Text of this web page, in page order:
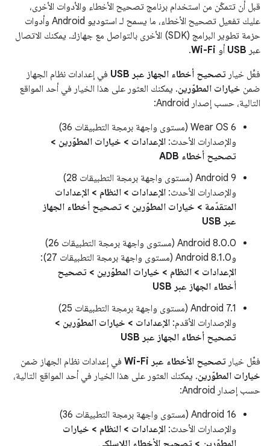
قبل أن تتمكّن من استخدام برنامج تصحيح الأخطاء والأدوات الأخرى،
عليك تفعيل تصحيح الأخطاء، ما يسمح لـ استوديو Android وأدوات
حزمة تطوير البرامج (SDK) الأخرى بالتواصل مع جهازك. يمكنك الاتصال
عبر USB أو Wi-Fi
.
فعِّل خيار تصحيح أخطاء الجهاز عبر USB
في إعدادات نظام الجهاز
ضمن خيارات المطوّرين. يمكنك العثور على هذا الخيار في أحد المواقع
التالية، حسب إصدار Android:
Wear OS 6 (مستوى واجهة برمجة التطبيقات 36)
والإصدارات الأحدث: الإعدادات > خيارات المطوّرين >
تصحيح أخطاء ADB
Android 9 (مستوى واجهة برمجة التطبيقات 28)
والإصدارات الأحدث: الإعدادات > النظام > الإعدادات
المتقدّمة > خيارات المطوّرين > تصحيح أخطاء الجهاز
عبر USB
Android 8.0.0 (مستوى واجهة برمجة التطبيقات 26)
وAndroid 8.1.0 (مستوى واجهة برمجة التطبيقات 27):
الإعدادات > النظام > خيارات المطوّرين > تصحيح
أخطاء الجهاز عبر USB
Android 7.1 (مستوى واجهة برمجة التطبيقات 25)
والإصدارات الأقدم: الإعدادات > خيارات المطوّرين >
تصحيح أخطاء الجهاز عبر USB
فعِّل خيار تصحيح الأخطاء عبر Wi-Fi
في إعدادات نظام الجهاز ضمن
خيارات المطوّرين. يمكنك العثور على هذا الخيار في أحد المواقع التالية،
حسب إصدار Android:
Android 16 (مستوى واجهة برمجة التطبيقات 36)
والإصدارات الأحدث: الإعدادات > النظام > خيارات
المطوّرين > تصحيح الأخطاء اللاسلكي